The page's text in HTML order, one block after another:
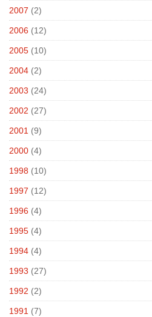
2007 (2)
2006 (12)
2005 (10)
2004 (2)
2003 (24)
2002 (27)
2001 (9)
2000 (4)
1998 (10)
1997 (12)
1996 (4)
1995 (4)
1994 (4)
1993 (27)
1992 (2)
1991 (7)